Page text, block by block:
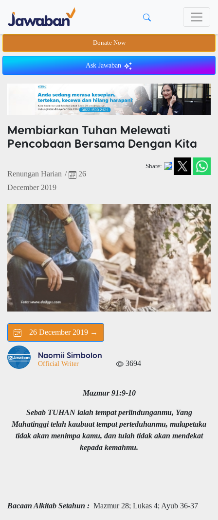
Donate Now
Ask Jawaban
Membiarkan Tuhan Melewati
Pencobaan Bersama Dengan Kita
Renungan Harian /
26
December 2019
Share:
26 December 2019 →
Naomii Simbolon
Official Writer 3694
Mazmur 91:9-10
Sebab TUHAN ialah tempat perlindunganmu, Yang
Mahatinggi telah kaubuat tempat perteduhanmu, malapetaka
tidak akan menimpa kamu, dan tulah tidak akan mendekat
kepada kemahmu.
Bacaan Alkitab Setahun : Mazmur 28; Lukas 4; Ayub 36-37